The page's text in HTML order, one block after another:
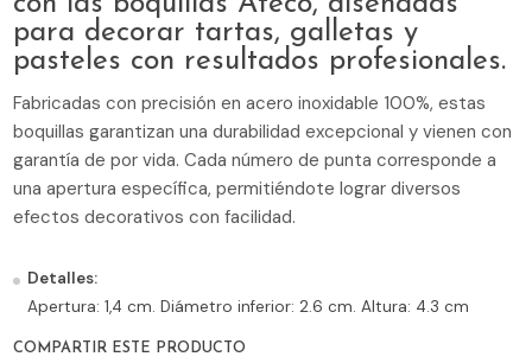
para decorar tartas, galletas y
pasteles con resultados profesionales.
Fabricadas con precisión en acero inoxidable 100%, estas
boquillas garantizan una durabilidad excepcional y vienen con
garantía de por vida. Cada número de punta corresponde a
una apertura específica, permitiéndote lograr diversos
efectos decorativos con facilidad.
Detalles:
Apertura: 1,4 cm. Diámetro inferior: 2.6 cm. Altura: 4.3 cm
COMPARTIR ESTE PRODUCTO